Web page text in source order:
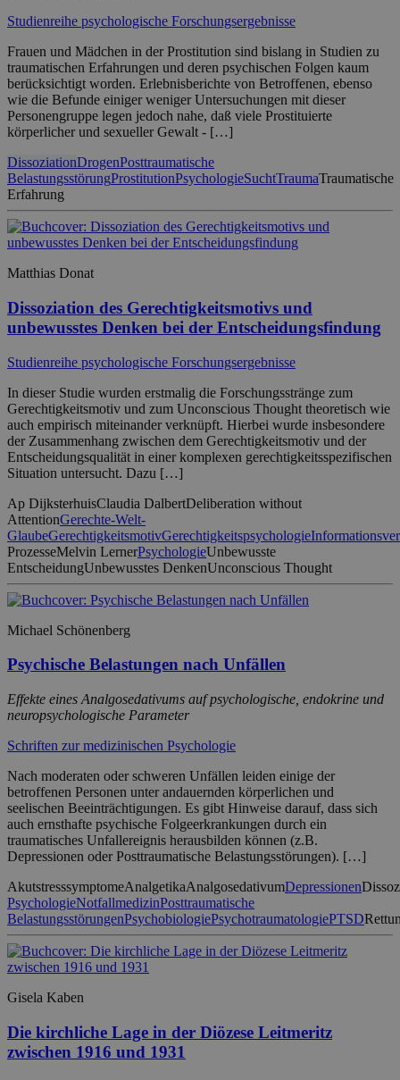
Studienreihe psychologische Forschungsergebnisse
Frauen und Mädchen in der Prostitution sind bislang in Studien zu
traumatischen Erfahrungen und deren psychischen Folgen kaum
berücksichtigt worden. Erlebnisberichte von Betroffenen, ebenso
wie die Befunde einiger weniger Untersuchungen mit dieser
Personengruppe legen jedoch nahe, daß viele Prostituierte
körperlicher und sexueller Gewalt - […]
DissoziationDrogenPosttraumatische
BelastungsstörungProstitutionPsychologieSuchtTraumaTraumatische
Erfahrung
Matthias Donat
Dissoziation des Gerechtigkeitsmotivs und
unbewusstes Denken bei der Entscheidungsfindung
Studienreihe psychologische Forschungsergebnisse
In dieser Studie wurden erstmalig die Forschungsstränge zum
Gerechtigkeitsmotiv und zum Unconscious Thought theoretisch wie
auch empirisch miteinander verknüpft. Hierbei wurde insbesondere
der Zusammenhang zwischen dem Gerechtigkeitsmotiv und der
Entscheidungsqualität in einer komplexen gerechtigkeitsspezifischen
Situation untersucht. Dazu […]
Ap DijksterhuisClaudia DalbertDeliberation without
AttentionGerechte-Welt-
GlaubeGerechtigkeitsmotivGerechtigkeitspsychologie
ProzesseMelvin LernerPsychologieUnbewusste
EntscheidungUnbewusstes DenkenUnconscious Thought
Michael Schönenberg
Psychische Belastungen nach Unfällen
Effekte eines Analgosedativums auf psychologische, endokrine und
neuropsychologische Parameter
Schriften zur medizinischen Psychologie
Nach moderaten oder schweren Unfällen leiden einige der
betroffenen Personen unter andauernden körperlichen und
seelischen Beeinträchtigungen. Es gibt Hinweise darauf, dass sich
auch ernsthafte psychische Folgeerkrankungen durch ein
traumatisches Unfallereignis herausbilden können (z.B.
Depressionen oder Posttraumatische Belastungsstörungen). […]
AkutstresssymptomeAnalgetikaAnalgosedativumDepressionen
PsychologieNotfallmedizinPosttraumatische
BelastungsstörungenPsychobiologiePsychotraumatologiePTSD
Gisela Kaben
Die kirchliche Lage in der Diözese Leitmeritz
zwischen 1916 und 1931